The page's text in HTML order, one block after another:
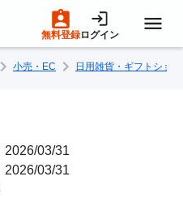
無料登録ログイン
小売・EC 日用雑貨・ギフトショ
2026/03/31
2026/03/31